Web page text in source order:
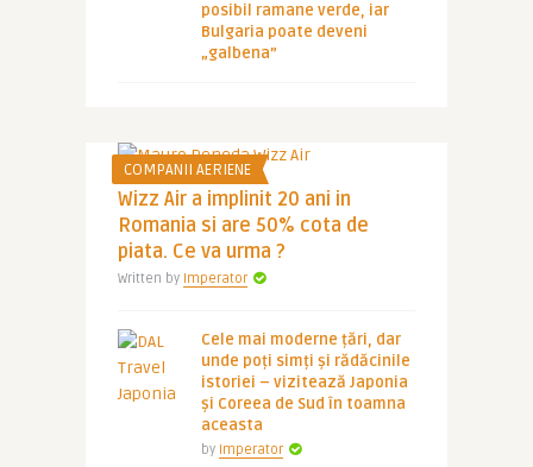
posibil ramane verde, iar
Bulgaria poate deveni
„galbena”
COMPANII AERIENE
Wizz Air a implinit 20 ani in
Romania si are 50% cota de
piata. Ce va urma ?
Written by Imperator
Cele mai moderne țări, dar
unde poți simți și rădăcinile
istoriei – vizitează Japonia
și Coreea de Sud în toamna
aceasta
by Imperator